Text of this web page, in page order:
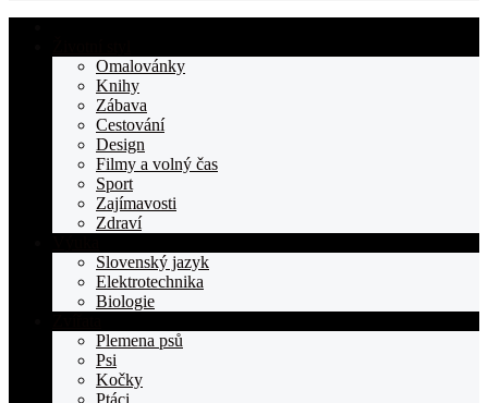
Omalovánky
Knihy
Zábava
Cestování
Design
Filmy a volný čas
Sport
Zajímavosti
Zdraví
Slovenský jazyk
Elektrotechnika
Biologie
Plemena psů
Psi
Kočky
Ptáci